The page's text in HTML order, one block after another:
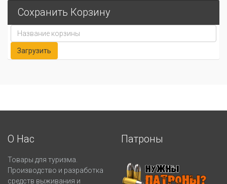
Сохранить Корзину
О Нас
Товары для туризма.
Производство и разработка
средств выживания и
Патроны